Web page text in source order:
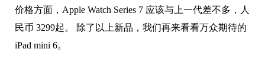
价格方面，Apple Watch Series 7 应该与上一代差不多，人
民币 3299起。 除了以上新品，我们再来看看万众期待的
iPad mini 6。